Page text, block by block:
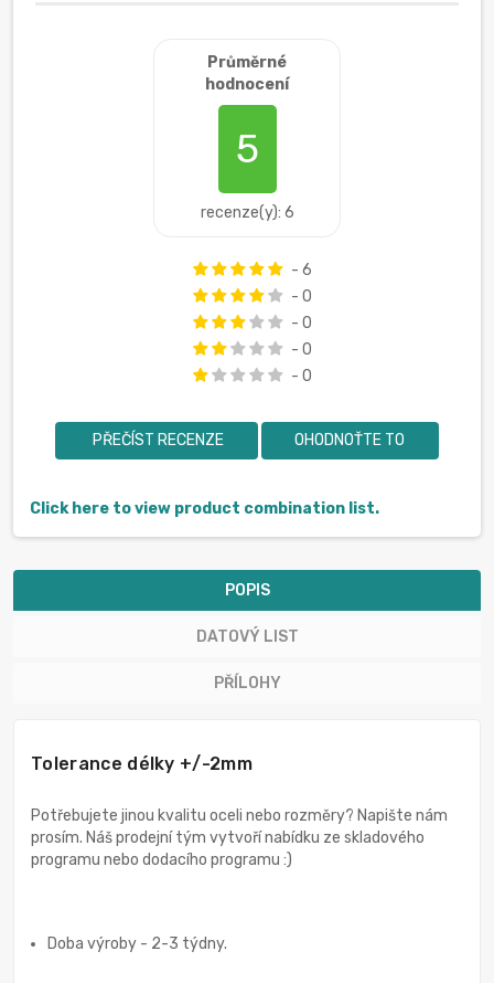
Průměrné
hodnocení
5
recenze(y): 6
- 6
- 0
- 0
- 0
- 0
PŘEČÍST RECENZE OHODNOŤTE TO
Click here to view product combination list.
POPIS
DATOVÝ LIST
PŘÍLOHY
Tolerance délky +/-2mm
Potřebujete jinou kvalitu oceli nebo rozměry? Napište nám
prosím. Náš prodejní tým vytvoří nabídku ze skladového
programu nebo dodacího programu :)
Doba výroby - 2-3 týdny.